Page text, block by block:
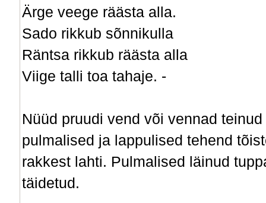
Ärge veege räästa alla.
Sado rikkub sõnnikulla
Räntsa rikkub räästa alla
Viige talli toa tahaje. -
Nüüd pruudi vend või vennad
pulmalised ja lappulised tehend
rakkest lahti. Pulmalised läinud
täidetud.